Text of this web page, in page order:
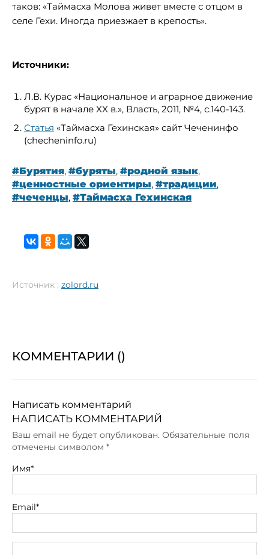
таков: «Таймасха Молова живет вместе с отцом в
селе Гехи. Иногда приезжает в крепость».
Источники:
Л.В. Курас «Национальное и аграрное движение
бурят в начале XX в.», Власть, 2011, №4, с.140-143.
Статья «Таймасха Гехинская» сайт Чеченинфо
(checheninfo.ru)
#Бурятия, #буряты, #родной язык,
#ценностные ориентиры, #традиции,
#чеченцы, #Таймасха Гехинская
Источник : zolord.ru
КОММЕНТАРИИ ()
Написать комментарий
НАПИСАТЬ КОММЕНТАРИЙ
Ваш email не будет опубликован. Обязательные поля
отмечены символом *
Имя*
Email*